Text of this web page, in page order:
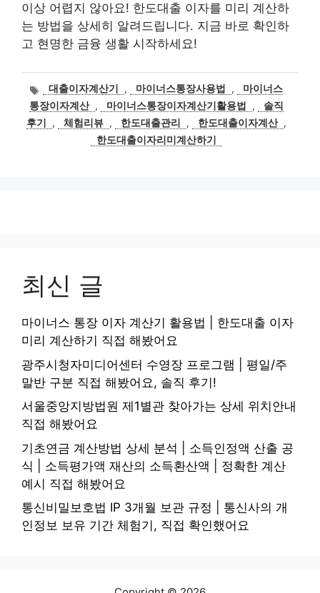
이상 어렵지 않아요! 한도대출 이자를 미리 계산하
는 방법을 상세히 알려드립니다. 지금 바로 확인하
고 현명한 금융 생활 시작하세요!
태
그
대출이자계산기 , 마이너스통장사용법 ,
마이너스
통장이자계산 , 마이너스통장이자계산기활용법 ,
솔직
후기
, 체험리뷰 , 한도대출관리 , 한도대출이자계산 ,
한도대출이자리미계산하기
최신 글
마이너스 통장 이자 계산기 활용법 | 한도대출 이자
미리 계산하기 직접 해봤어요
광주시청자미디어센터 수영장 프로그램 | 평일/주
말반 구분 직접 해봤어요, 솔직 후기!
서울중앙지방법원 제1별관 찾아가는 상세 위치안내
직접 해봤어요
기초연금 계산방법 상세 분석 | 소득인정액 산출 공
식 | 소득평가액 재산의 소득환산액 | 정확한 계산
예시 직접 해봤어요
통신비밀보호법 IP 3개월 보관 규정 | 통신사의 개
인정보 보유 기간 체험기, 직접 확인했어요